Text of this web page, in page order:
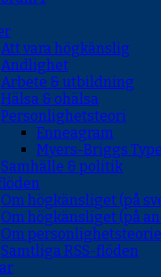
Att vara högkänslig
Andlighet
Arbete & utbildning
Hälsa & ohälsa
Personlighetsteori
Enneagram
Myers-Briggs
Samhälle & politik
Om högkänsliget (på
Om högkänsliget (på
Om
Samtliga RSS-flöden